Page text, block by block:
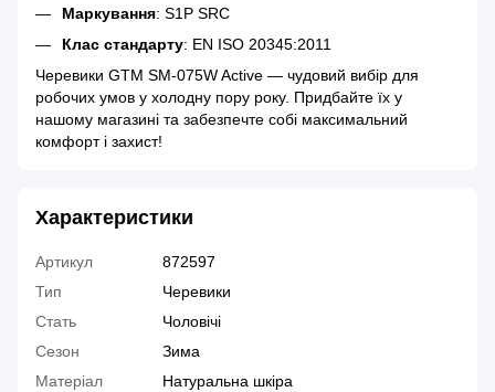
Маркування: S1P SRC
Клас стандарту: EN ISO 20345:2011
Черевики GTM SM-075W Active — чудовий вибір для
робочих умов у холодну пору року. Придбайте їх у
нашому магазині та забезпечте собі максимальний
комфорт і захист!
Характеристики
Артикул
872597
Тип
Черевики
Стать
Чоловічі
Сезон
Зима
Матеріал
Натуральна шкіра